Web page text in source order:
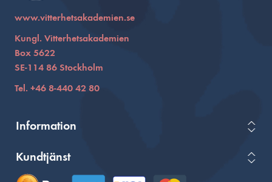
www.vitterhetsakademien.se
Kungl. Vitterhetsakademien
Box 5622
SE-114 86 Stockholm
Tel. +46 8-440 42 80
Information
Kundtjänst